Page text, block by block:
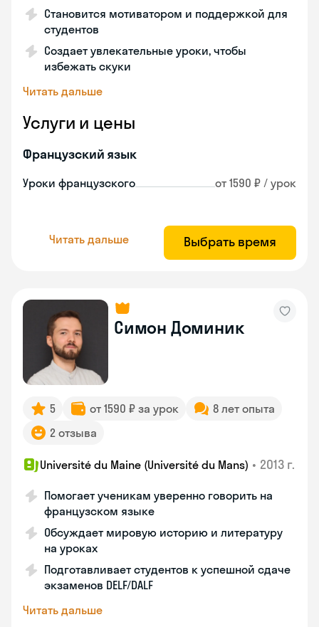
Становится мотиватором и поддержкой для
студентов
Создает увлекательные уроки, чтобы
избежать скуки
Читать дальше
Услуги и цены
Французский язык
Уроки французского от 1590 ₽ / урок
Читать дальше Выбрать время
Симон Доминик
5 от 1590 ₽ за урок
8 лет опыта
2 отзыва
Université du Maine (Université du Mans) • 2013 г.
Помогает ученикам уверенно говорить на
французском языке
Обсуждает мировую историю и литературу
на уроках
Подготавливает студентов к успешной сдаче
экзаменов DELF/DALF
Читать дальше